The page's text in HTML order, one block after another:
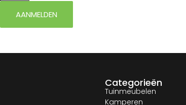
AANMELDEN
Categorieën
Tuinmeubelen
Kamperen